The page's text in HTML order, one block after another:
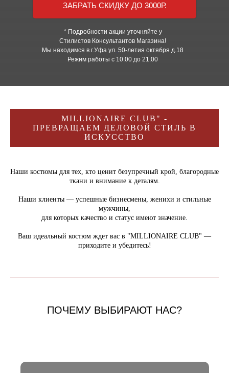
* Подробности акции уточняйте у
Стилистов Консультантов Магазина!
Мы находимся в г.Уфа ул. 50-летия октября д.18
Режим работы с 10:00 до 21:00
ЗАБРАТЬ СКИДКУ ДО 3000Р.
MILLIONAIRE CLUB" -
ПРЕВРАЩАЕМ ДЕЛОВОЙ СТИЛЬ В
ИСКУССТВО
Наши костюмы для тех, кто ценит безупречный крой, благородные
ткани и внимание к деталям.
Наши клиенты — успешные бизнесмены, женихи и стильные
мужчины,
для которых качество и статус имеют значение.
Ваш идеальный костюм ждет вас в "MILLIONAIRE CLUB" —
приходите и убедитесь!
ПОЧЕМУ ВЫБИРАЮТ НАС?